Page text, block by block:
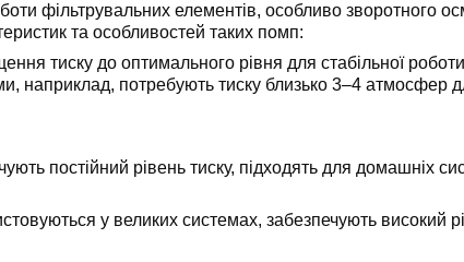
фільтрувальних елементів, особливо зворотного
та особливостей таких помп:
тиску до оптимального рівня для стабільної
наприклад, потребують тиску близько 3–4 атмосфер
постійний рівень тиску, підходять для домашніх
у великих системах, забезпечують високий